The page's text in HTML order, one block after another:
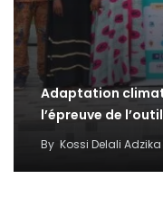
Adaptation
l’épreuve de
By Kossi Delali Adzika